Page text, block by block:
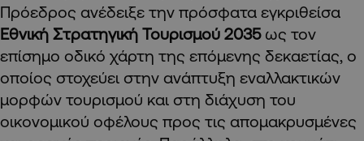
Πρόεδρος ανέδειξε την πρόσφατα εγκριθείσα
Εθνική Στρατηγική Τουρισμού 2035ως τον
επίσημο οδικό χάρτη της επόμενης δεκαετίας, ο
οποίος στοχεύει στην ανάπτυξη εναλλακτικών
μορφών τουρισμού και στη διάχυση του
οικονομικού οφέλους προς τις απομακρυσμένες